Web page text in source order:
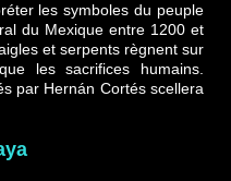
les symboles du peuple
du Mexique entre 1200 et
et serpents règnent sur
les sacrifices humains.
par Hernán Cortés scellera